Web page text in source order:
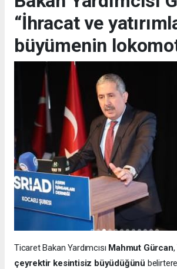
“İhracat ve
büyümenin
Ticaret Bakan Yardımcısı Mahmut Gürcan,
çeyrektir kesintisiz büyüdüğünü